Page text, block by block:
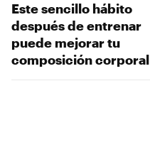
Este sencillo hábito
después de entrenar
puede mejorar tu
composición corporal